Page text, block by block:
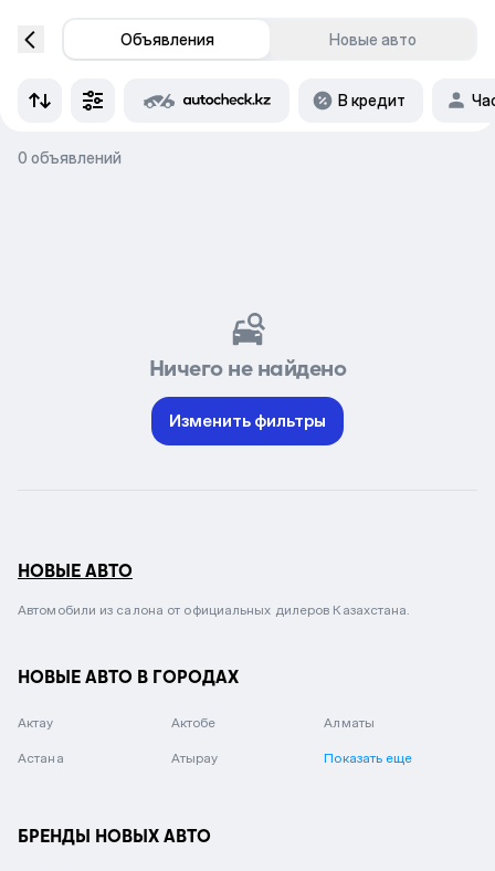
Объявления Новые авто
В кредит
0 объявлений
Ничего не найдено
Изменить фильтры
НОВЫЕ АВТО
Автомобили из салона от официальных дилеров Казахстана.
НОВЫЕ АВТО В ГОРОДАХ
Актау Актобе Алматы
Астана Атырау Показать еще
БРЕНДЫ НОВЫХ АВТО